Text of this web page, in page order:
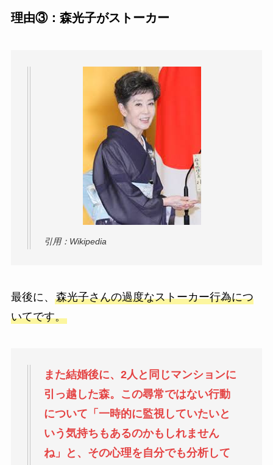
理由③：森光子がストーカー
引用：Wikipedia
最後に、 森光子さんの過度なストーカー行為につ
いてです。
また結婚後に、2人と同じマンションに
引っ越した森。この尋常ではない行動
について「一時的に監視していたいと
いう気持ちもあるのかもしれません
ね」と、その心理を自分でも分析して